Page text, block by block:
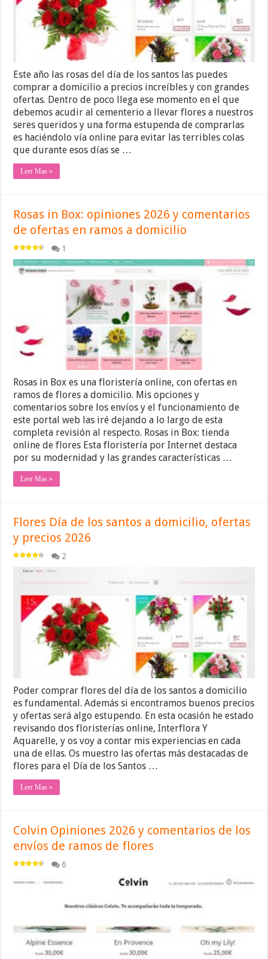
Este año las rosas del día de los santos las puedes
comprar a domicilio a precios increíbles y con grandes
ofertas. Dentro de poco llega ese momento en el que
debemos acudir al cementerio a llevar flores a nuestros
seres queridos y una forma estupenda de comprarlas
es haciéndolo vía online para evitar las terribles colas
que durante esos días se …
Leer Mas »
Rosas in Box: opiniones 2026 y comentarios
de ofertas en ramos a domicilio
1
Rosas in Box es una floristería online, con ofertas en
ramos de flores a domicilio. Mis opciones y
comentarios sobre los envíos y el funcionamiento de
este portal web las iré dejando a lo largo de esta
completa revisión al respecto. Rosas in Box: tienda
online de flores Esta floristería por Internet destaca
por su modernidad y las grandes características …
Leer Mas »
Flores Día de los santos a domicilio, ofertas
y precios 2026
2
Poder comprar flores del día de los santos a domicilio
es fundamental. Además si encontramos buenos precios
y ofertas será algo estupendo. En esta ocasión he estado
revisando dos floristerías online, Interflora Y
Aquarelle, y os voy a contar mis experiencias en cada
una de ellas. Os muestro las ofertas más destacadas de
flores para el Día de los Santos …
Leer Mas »
Colvin Opiniones 2026 y comentarios de los
envíos de ramos de flores
6